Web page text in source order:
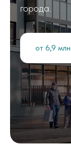
города.
от 6,9 млн